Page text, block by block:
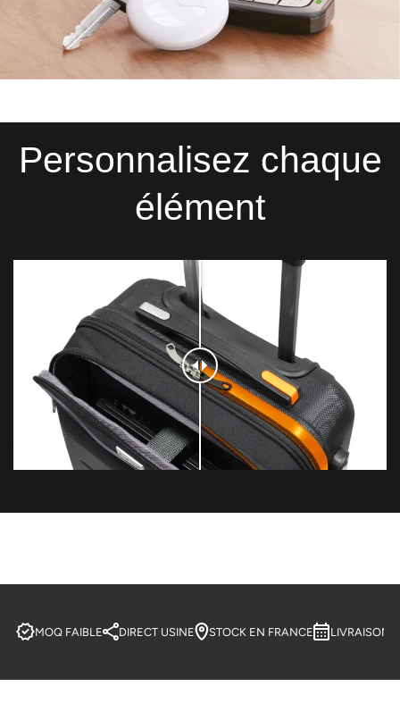
Personnalisez chaque
élément
MOQ FAIBLE DIRECT USINE STOCK EN FRANCE LIVRAISON